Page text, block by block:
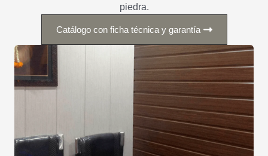
piedra.
Catálogo con ficha técnica y garantía